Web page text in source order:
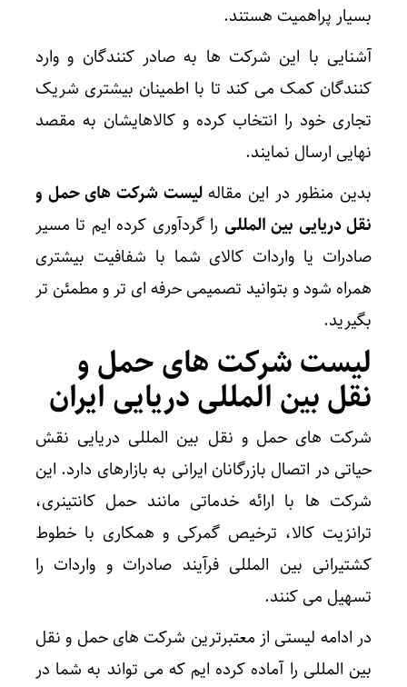
بسیار پراهمیت هستند.
آشنایی با این شرکت ها به صادر کنندگان و وارد
کنندگان کمک می کند تا با اطمینان بیشتری شریک
تجاری خود را انتخاب کرده و کالاهایشان به مقصد
نهایی ارسال نمایند.
بدین منظور در این مقالهلیست شرکت های حمل و
نقل دریایی بین المللی را گردآوری کرده ایم تا مسیر
صادرات یا واردات کالای شما با شفافیت بیشتری
همراه شود و بتوانید تصمیمی حرفه ای تر و مطمئن تر
بگیرید.
لیست شرکت های حمل و
نقل بین المللی دریایی ایران
شرکت های حمل و نقل بین المللی دریایی نقش
حیاتی در اتصال بازرگانان ایرانی به بازارهای دارد. این
شرکت ها با ارائه خدماتی مانند حمل کانتینری،
ترانزیت کالا، ترخیص گمرکی و همکاری با خطوط
کشتیرانی بین المللی فرآیند صادرات و واردات را
تسهیل می کنند.
در ادامه لیستی از معتبرترین شرکت های حمل و نقل
بین المللی را آماده کرده ایم که می تواند به شما در